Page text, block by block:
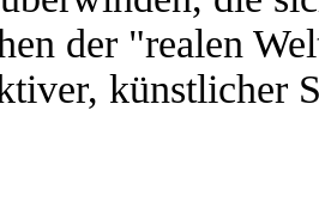
der "realen
künstlicher